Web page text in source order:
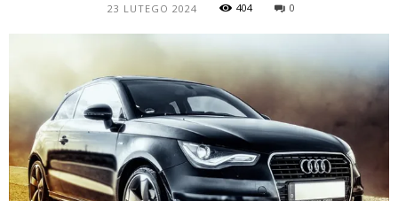
23 LUTEGO 2024 404 0